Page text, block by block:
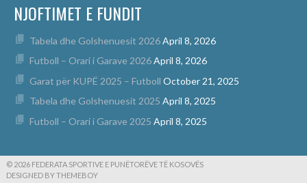
NJOFTIMET E FUNDIT
Tabela dhe Golshenuesit 2026April 8, 2026
Futboll – Orari i Garave 2026April 8, 2026
Garat për KUPË 2025 – Futboll October 21, 2025
Tabela dhe Golshenuesit 2025 April 8, 2025
Futboll – Orari i Garave 2025 April 8, 2025
© 2026 FEDERATA SPORTIVE E PUNËTORËVE TË KOSOVËS
DESIGNED BY THEMEBOY